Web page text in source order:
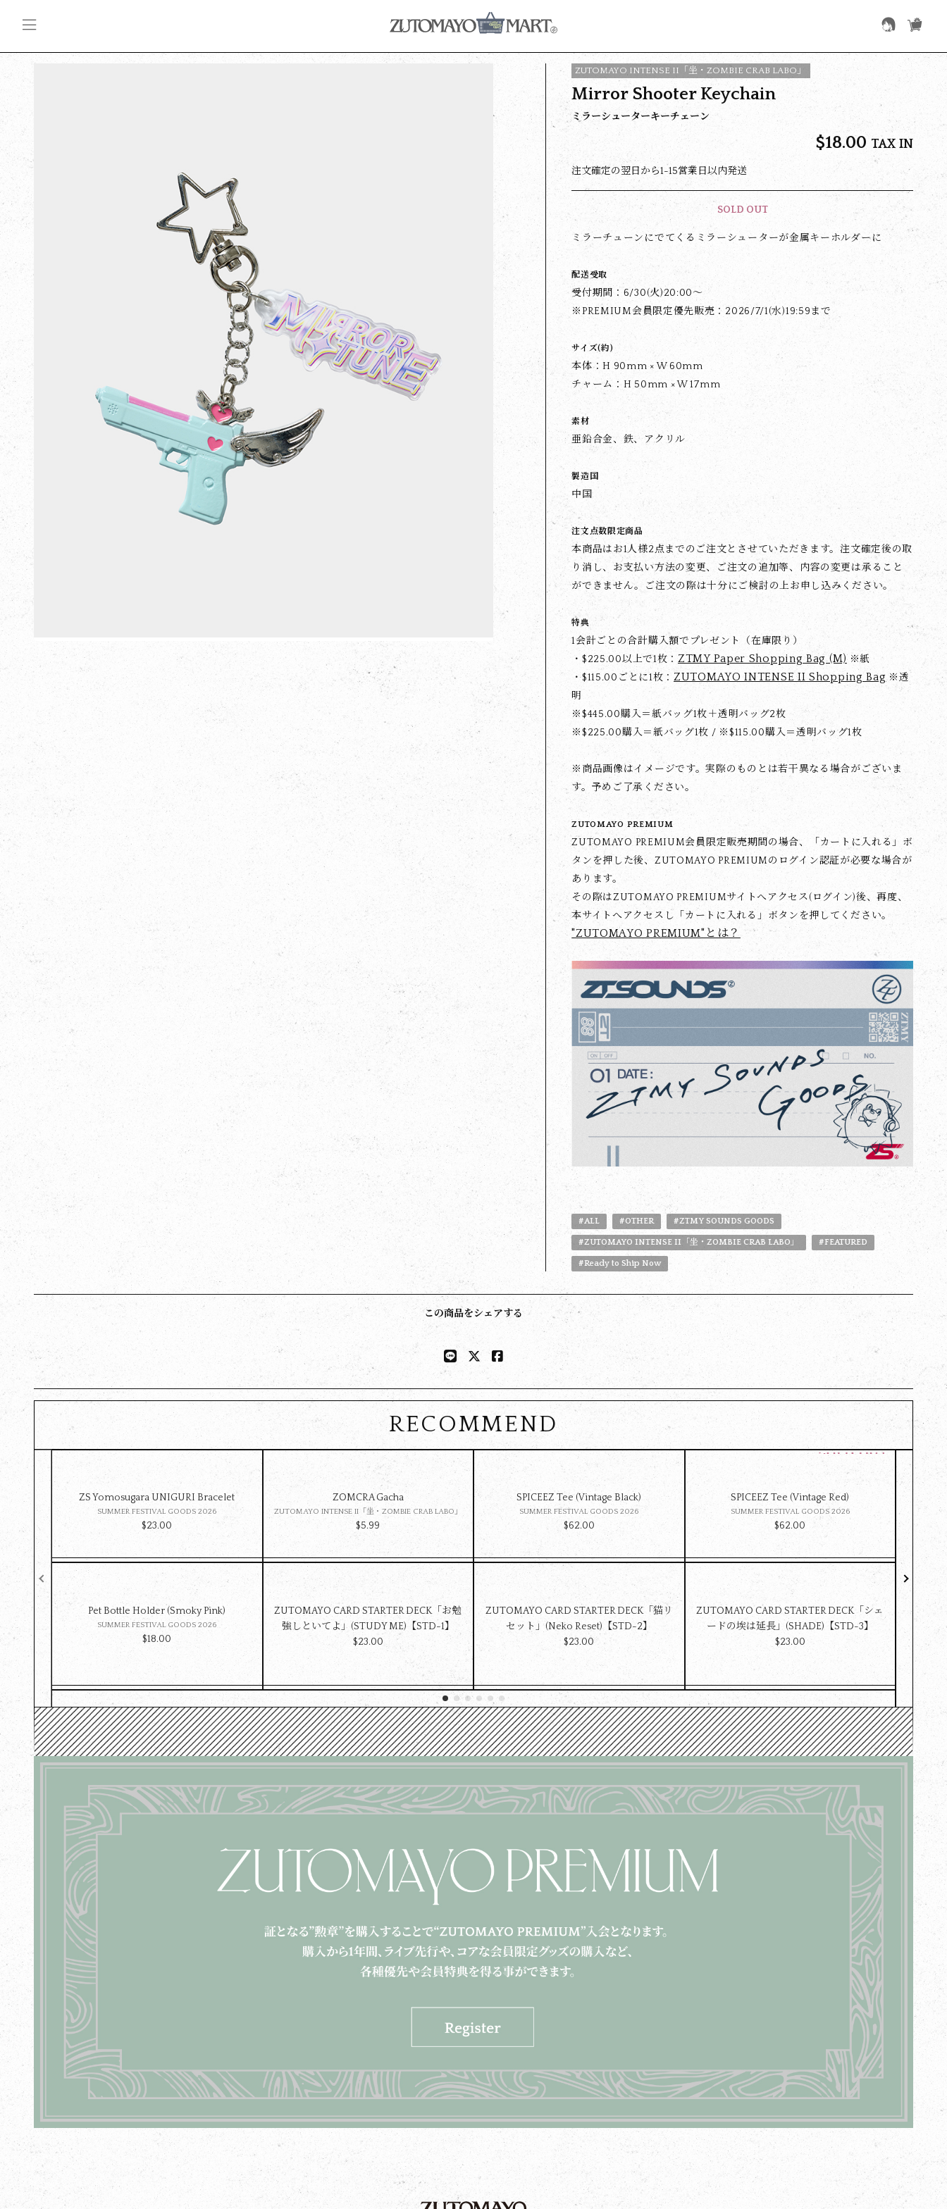
ZUTOMAYO INTENSE II「坐・ZOMBIE CRAB LABO」
Mirror Shooter Keychain
ミラーシューターキーチェーン
$‌18.00 TAX IN
注文確定の翌日から1-15営業日以内発送
SOLD OUT
ミラーチューンにでてくるミラーシューターが金属キーホルダーに
配送受取
受付期間：6/30(火)20:00〜
※PREMIUM会員限定優先販売：2026/7/1(水)19:59まで
サイズ(約)
本体：H 90mm × W 60mm
チャーム：H 50mm × W 17mm
素材
亜鉛合金、鉄、アクリル
製造国
中国
注文点数限定商品
本商品はお1人様2点までのご注文とさせていただきます。注文確定後の取
り消し、お支払い方法の変更、ご注文の追加等、内容の変更は承ること
ができません。ご注文の際は十分にご検討の上お申し込みください。
特典
1会計ごとの合計購入額でプレゼント（在庫限り）
・$‌225.00以上で1枚：ZTMY Paper Shopping Bag (M)※紙
・$‌115.00ごとに1枚：ZUTOMAYO INTENSE II Shopping Bag ※透
明
※$‌445.00購入＝紙バッグ1枚＋透明バッグ2枚
※$‌225.00購入＝紙バッグ1枚 / ※$‌115.00購入＝透明バッグ1枚
※商品画像はイメージです。実際のものとは若干異なる場合がございま
す。予めご了承ください。
ZUTOMAYO PREMIUM
ZUTOMAYO PREMIUM会員限定販売期間の場合、「カートに入れる」ボ
タンを押した後、ZUTOMAYO PREMIUMのログイン認証が必要な場合が
あります。
その際はZUTOMAYO PREMIUMサイトへアクセス(ログイン)後、再度、
本サイトへアクセスし「カートに入れる」ボタンを押してください。
"ZUTOMAYO PREMIUM"とは？
#ALL #OTHER #ZTMY SOUNDS GOODS
#ZUTOMAYO INTENSE II「坐・ZOMBIE CRAB LABO」 #FEATURED
#Ready to Ship Now
この商品をシェアする
RECOMMEND
ZS Yomosugara UNIGURI Bracelet
SUMMER FESTIVAL GOODS 2026
$‌23.00
ZOMCRA Gacha
ZUTOMAYO INTENSE II「坐・ZOMBIE CRAB LABO」
$‌5.99
SPICEEZ Tee (Vintage Black)
SUMMER FESTIVAL GOODS 2026
$‌62.00
SPICEEZ Tee (Vintage Red)
SUMMER FESTIVAL GOODS 2026
$‌62.00
Pet Bottle Holder (Smoky Pink)
SUMMER FESTIVAL GOODS 2026
$‌18.00
ZUTOMAYO CARD STARTER DECK「お勉
強しといてよ」(STUDY ME)【STD-1】
$‌23.00
ZUTOMAYO CARD STARTER DECK「猫リ
セット」(Neko Reset)【STD-2】
$‌23.00
ZUTOMAYO CARD STARTER DECK「シェ
ードの埃は延長」(SHADE)【STD-3】
$‌23.00